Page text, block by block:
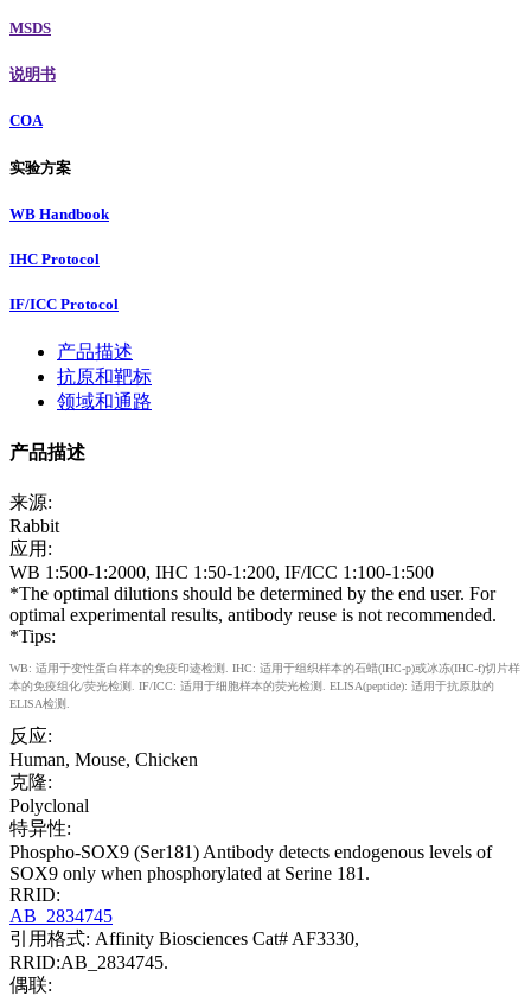
MSDS
说明书
COA
实验方案
WB Handbook
IHC Protocol
IF/ICC Protocol
产品描述
抗原和靶标
领域和通路
产品描述
来源:
Rabbit
应用:
WB 1:500-1:2000, IHC 1:50-1:200, IF/ICC 1:100-1:500
*The optimal dilutions should be determined by the end user. For
optimal experimental results, antibody reuse is not recommended.
*Tips:
WB: 适用于变性蛋白样本的免疫印迹检测. IHC: 适用于组织样本的石蜡(IHC-p)或冰冻(IHC-f)切片样
本的免疫组化/荧光检测. IF/ICC: 适用于细胞样本的荧光检测. ELISA(peptide): 适用于抗原肽的
ELISA检测.
反应:
Human, Mouse, Chicken
克隆:
Polyclonal
特异性:
Phospho-SOX9 (Ser181) Antibody detects endogenous levels of
SOX9 only when phosphorylated at Serine 181.
RRID:
AB_2834745
引用格式: Affinity Biosciences Cat# AF3330,
RRID:AB_2834745.
偶联: